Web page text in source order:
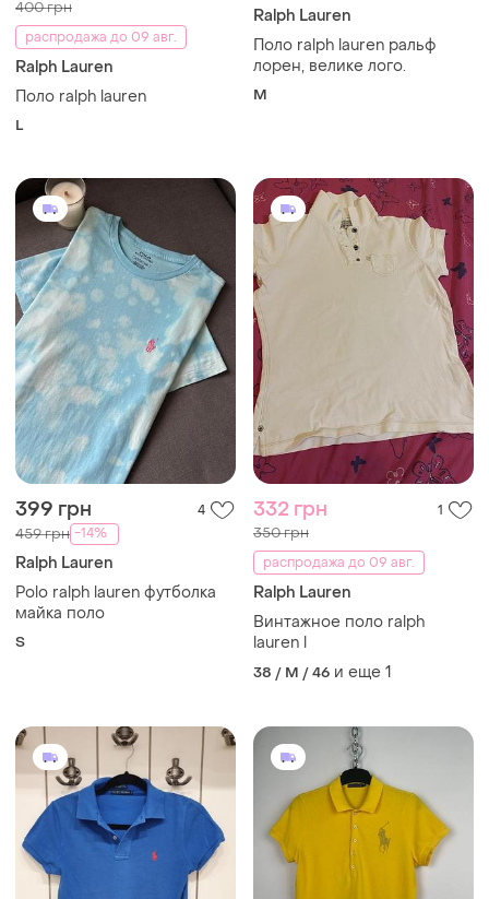
400 грн
распродажа до 09 авг.
Ralph Lauren
Поло ralph lauren
L
Ralph Lauren
Поло ralph lauren ральф
лорен, велике лого.
M
399 грн 4
459 грн -14%
Ralph Lauren
Polo ralph lauren футболка
майка поло
S
332 грн 1
350 грн
распродажа до 09 авг.
Ralph Lauren
Винтажное поло ralph
lauren l
38 / M / 46 и еще 1